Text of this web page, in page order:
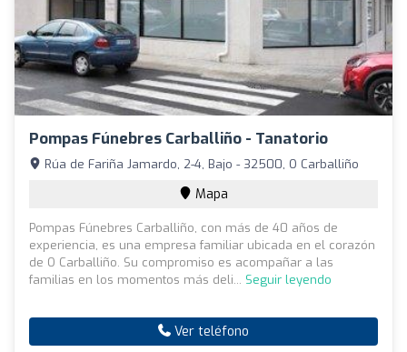
Pompas Fúnebres Carballiño - Tanatorio
Rúa de Fariña Jamardo, 2-4, Bajo - 32500, O Carballiño
Mapa
Pompas Fúnebres Carballiño, con más de 40 años de
experiencia, es una empresa familiar ubicada en el corazón
de O Carballiño. Su compromiso es acompañar a las
familias en los momentos más deli... Seguir leyendo
Ver teléfono